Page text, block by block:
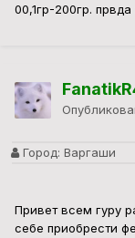
00,1гр-200гр.
Город: Варгаши
Привет всем гуру
себе приобрести